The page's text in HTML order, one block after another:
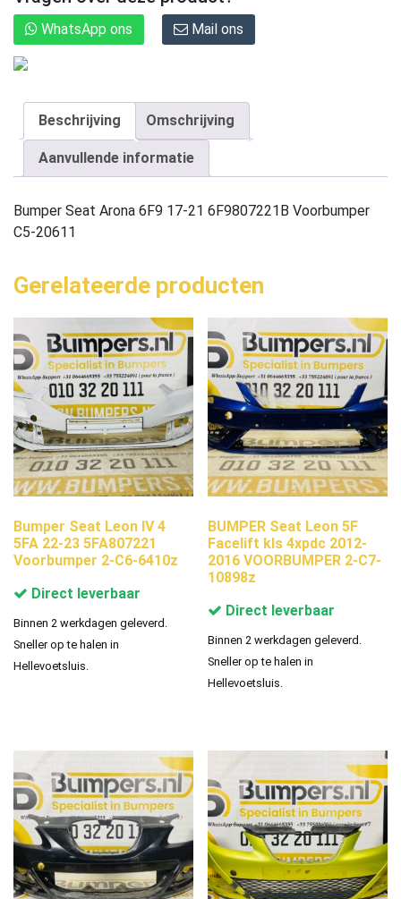
WhatsApp ons Mail ons
Beschrijving Omschrijving
Aanvullende informatie
Bumper Seat Arona 6F9 17-21 6F9807221B Voorbumper
C5-20611
Gerelateerde producten
Bumper Seat Leon IV 4
5FA 22-23 5FA807221
Voorbumper 2-C6-6410z
Direct leverbaar
Binnen 2 werkdagen geleverd.
Sneller op te halen in
Hellevoetsluis.
BUMPER Seat Leon 5F
Facelift kls 4xpdc 2012-
2016 VOORBUMPER 2-C7-
10898z
Direct leverbaar
Binnen 2 werkdagen geleverd.
Sneller op te halen in
Hellevoetsluis.